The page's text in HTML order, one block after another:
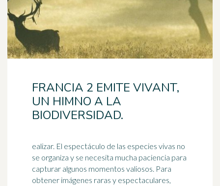
FRANCIA 2 EMITE VIVANT,
UN HIMNO A LA
BIODIVERSIDAD.
ealizar. El espectáculo de las especies vivas no
se organiza y se necesita mucha paciencia para
capturar algunos momentos valiosos. Para
obtener imágenes raras y espectaculares,